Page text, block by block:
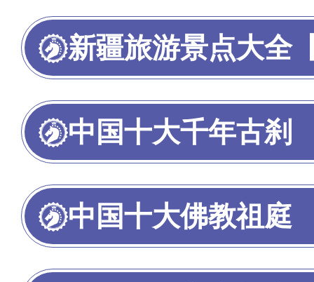
计分析而得出。榜单仅供参考
2026年5月8日，如有疑问，欢
新疆旅游景点大全【
中国十大千年古刹
中国十大佛教祖庭